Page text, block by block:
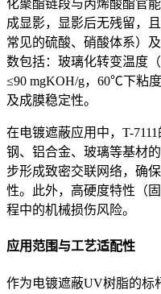
化聚酯链段与丙烯酸酯官
成显影，显影后无残留，
常见的硫酸、硝酸体系）
数包括：玻璃化转变温度
≤90 mgKOH/g，60℃下粘度
及成膜稳定性。
在电镀遮蔽应用中，T-
钢、铝合金、玻璃等基材
步形成致密交联网络，确
性。此外，高硬度特性（
程中的机械损伤风险。
应用范围与工艺适配性
作为电镀遮蔽UV树脂的标